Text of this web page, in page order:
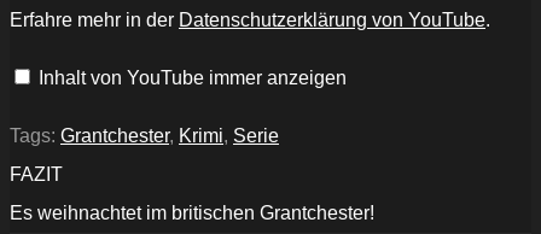
-
[HD]
von
YouTube
anzeigen
Erfahre mehr in der Datenschutzerklärung von YouTube.
Inhalt von YouTube immer anzeigen
Tags: Grantchester, Krimi, Serie
FAZIT
Es weihnachtet im britischen Grantchester!